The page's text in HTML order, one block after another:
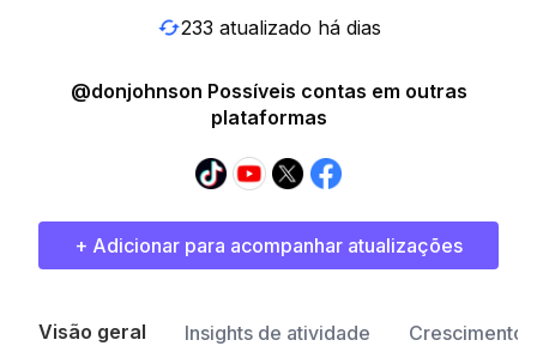
233 atualizado há dias
@donjohnson Possíveis contas em outras
plataformas
+ Adicionar para acompanhar atualizações
Visão geral Insights de atividade Crescimento